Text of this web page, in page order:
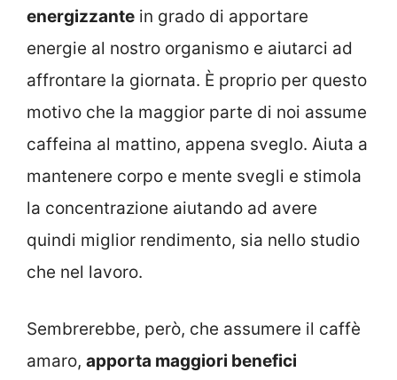
energizzante in grado di apportare
energie al nostro organismo e aiutarci ad
affrontare la giornata. È proprio per questo
motivo che la maggior parte di noi assume
caffeina al mattino, appena sveglo. Aiuta a
mantenere corpo e mente svegli e stimola
la concentrazione aiutando ad avere
quindi miglior rendimento, sia nello studio
che nel lavoro.
Sembrerebbe, però, che assumere il caffè
amaro, apporta maggiori benefici